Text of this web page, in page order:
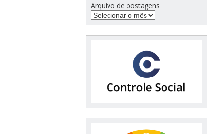
Arquivo de postagens